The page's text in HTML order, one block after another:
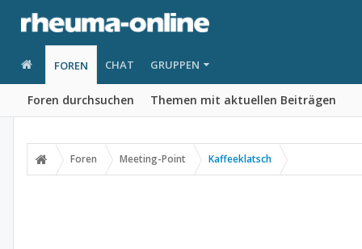
FOREN
Foren durchsuchen Themen mit aktuellen Beiträgen
CHAT GRUPPEN
Foren Meeting-Point Kaffeeklatsch